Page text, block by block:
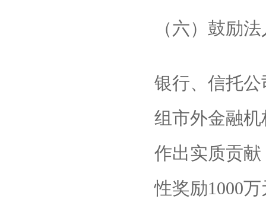
（六）鼓励
银行、信托
组市外金融
作出实质贡
性奖励1000